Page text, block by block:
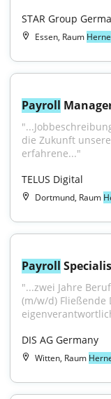
STAR Group
Essen, Raum Herne
Payroll
die Zukunft
erfahrene..."
TELUS Digital
Dortmund, Raum
Payroll
"...zwei Jahre
(m/w/d)
DIS AG Germany
Witten, Raum